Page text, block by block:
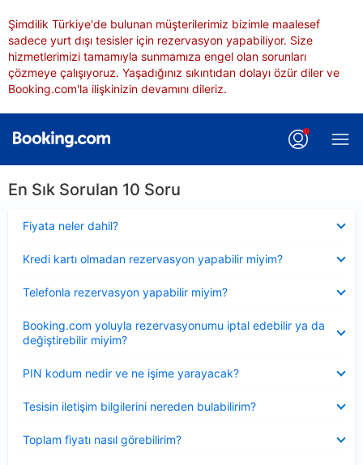
Şimdilik Türkiye'de bulunan müşterilerimiz bizimle maalesef
sadece yurt dışı tesisler için rezervasyon yapabiliyor. Size
hizmetlerimizi tamamıyla sunmamıza engel olan sorunları
çözmeye çalışıyoruz. Yaşadığınız sıkıntıdan dolayı özür diler ve
Booking.com'la ilişkinizin devamını dileriz.
En Sık Sorulan 10 Soru
Fiyata neler dahil?
Kredi kartı olmadan rezervasyon yapabilir miyim?
Telefonla rezervasyon yapabilir miyim?
Booking.com yoluyla rezervasyonumu iptal edebilir ya da
değiştirebilir miyim?
PIN kodum nedir ve ne işime yarayacak?
Tesisin iletişim bilgilerini nereden bulabilirim?
Toplam fiyatı nasıl görebilirim?